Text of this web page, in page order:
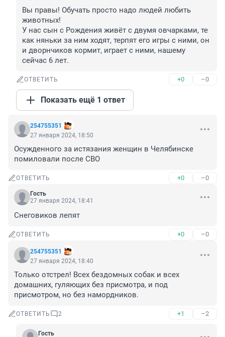
Вы правы! Обучать просто надо людей любить
животных!
У нас сын с Рождения живёт с двумя овчарками, те
как няньки за ним ходят, терпят его игры с ними, он
и дворнчиков кормит, играет с ними, нашему
сейчас 6 лет.
ОТВЕТИТЬ +0 –0
Показать ещё 1 ответ
254755351
27 января 2024, 18:50
Осужденного за истязания женщин в Челябинске
помиловали после СВО
ОТВЕТИТЬ +0 –0
Гость
27 января 2024, 18:41
Снеговиков лепят
ОТВЕТИТЬ +0 –0
254755351
27 января 2024, 18:40
Только отстрел! Всех бездомных собак и всех
домашних, гуляющих без присмотра, и под
присмотром, но без намордников.
ОТВЕТИТЬ 2 +1 –2
Гость